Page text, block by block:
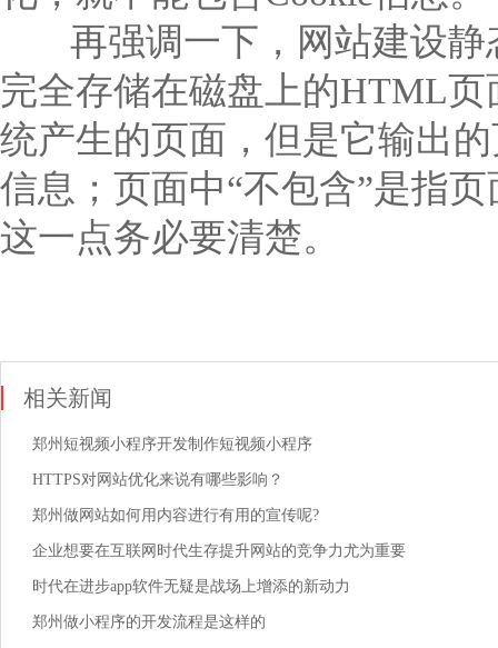
再强调一下，网站建设静
完全存储在磁盘上的HTML页
统产生的页面，但是它输出
信息；页面中“不包含”是指
这一点务必要清楚。
相关新闻
郑州短视频小程序开发制作短视频小程序
HTTPS对网站优化来说有哪些影响？
郑州做网站如何用内容进行有用的宣传呢?
企业想要在互联网时代生存提升网站的竞争力尤为重要
时代在进步app软件无疑是战场上增添的新动力
郑州做小程序的开发流程是这样的